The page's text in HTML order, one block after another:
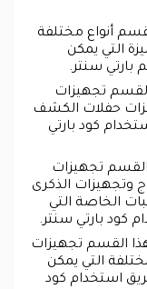
أنواع مختلفة
التي يمكن
سنتر.
تجهيزات
حفلات الكشف
كود بارتي
تجهيزات
وتجهيزات الذكرى
الخاصة التي
كود بارتي سنتر.
القسم تجهيزات
التي يمكن
استخدام كود